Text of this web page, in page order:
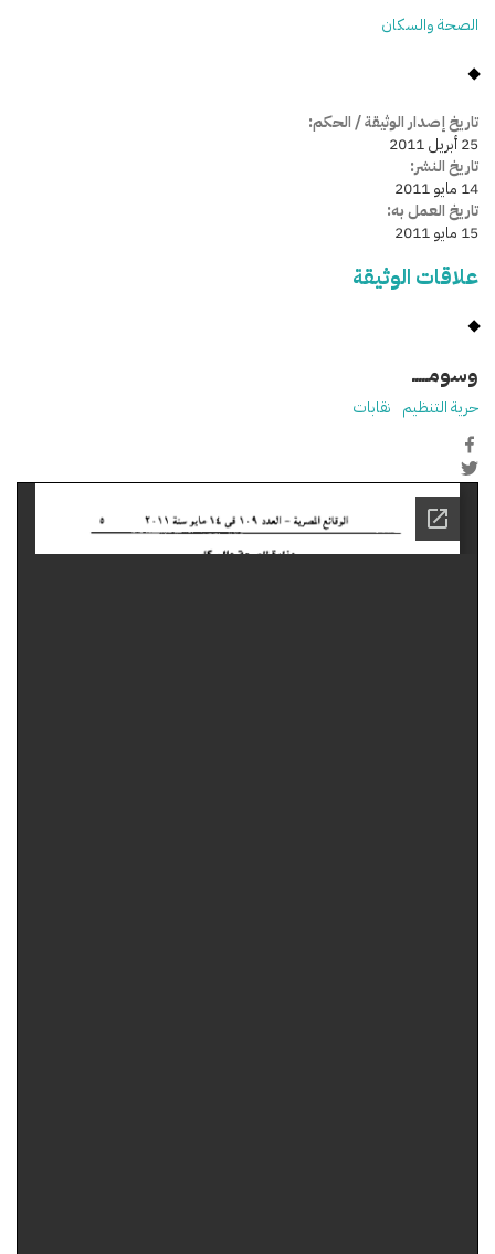
الصحة والسكان
تاريخ إصدار الوثيقة / الحكم:
25 أبريل 2011
تاريخ النشر:
14 مايو 2011
تاريخ العمل به:
15 مايو 2011
علاقات الوثيقة
وسومـــــ
حرية التنظيم نقابات